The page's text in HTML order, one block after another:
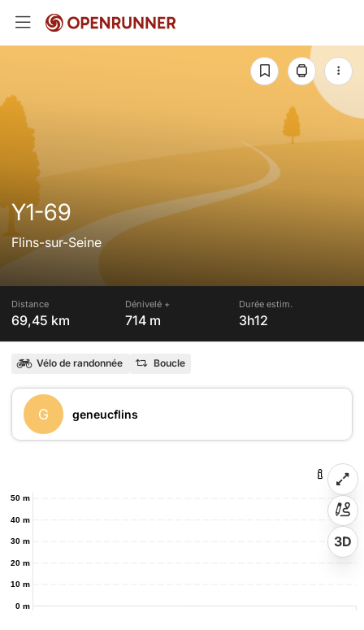
Y1-69
Flins-sur-Seine
Distance
69,45 km
Dénivelé +
714 m
Durée estim.
3h12
Vélo de randonnée Boucle
G geneucflins
0 m
10 m
20 m
30 m
40 m
50 m
3D